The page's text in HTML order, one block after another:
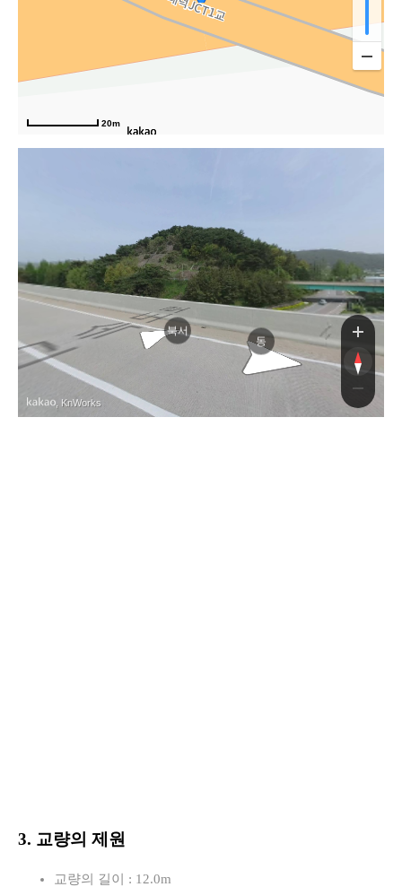
20m
고창담양고속
호남고
북서
동
, KnWorks
3. 교량의 제원
교량의 길이 : 12.0m